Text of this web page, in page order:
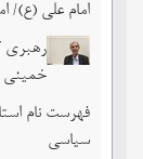
امام علی (ع)/
رهبری
خمینی
فهرست نام
سیاسی